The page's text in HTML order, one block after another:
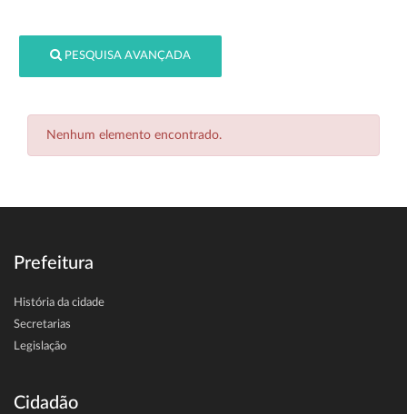
PESQUISA AVANÇADA
Nenhum elemento encontrado.
Prefeitura
História da cidade
Secretarias
Legislação
Cidadão